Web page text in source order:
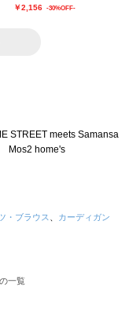
￥2,156 -30%OFF-
・ブラウス
カーディガン
一覧
モス）の一覧